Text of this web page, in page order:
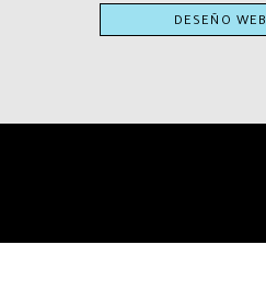
DESEÑO WEB